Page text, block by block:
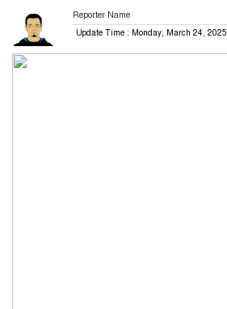
Reporter Name
Update Time : Monday, March 24, 2025